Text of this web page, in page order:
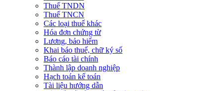
Thuế TNDN
Thuế TNCN
Các loại thuế khác
Hóa đơn chứng từ
Lương, bảo hiểm
Khai báo thuế, chữ ký số
Báo cáo tài chính
Thành lập doanh nghiệp
Hạch toán kế toán
Tài liệu hướng dẫn